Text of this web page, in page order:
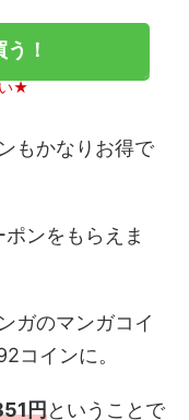
！
★
もかなりお得で
ンをもらえま
ガのマンガコイ
コインに。
円ということで